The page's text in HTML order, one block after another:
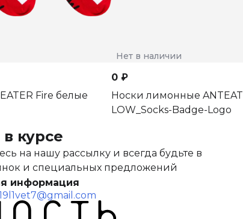
Fire белые
Нет в наличии
0 ₽
Носки лимонные
LOW_Socks-Badge-Logo
курсе
на нашу рассылку и всегда будьте в
и специальных предложений
информация
l1vet7@gmail.com